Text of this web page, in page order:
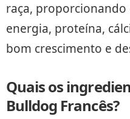
raça, proporcionando
energia, proteína,
bom crescimento e
Quais os
Bulldog Francês?